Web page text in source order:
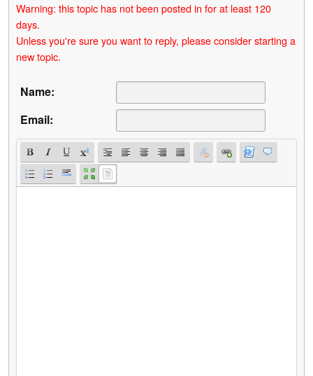
Warning: this topic has not been posted in for at least 120
days.
Unless you're sure you want to reply, please consider starting a
new topic.
Name:
Email: